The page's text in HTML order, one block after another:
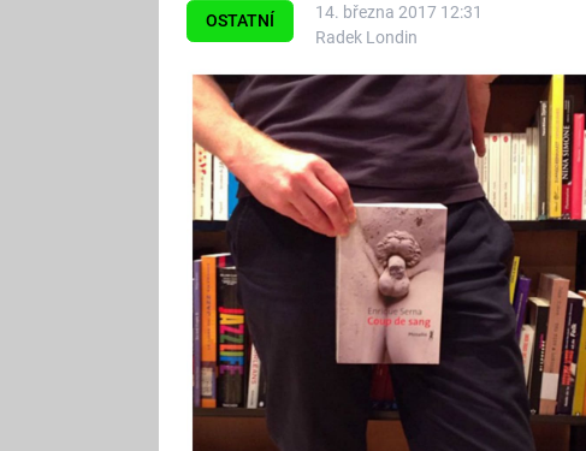
OSTATNÍ
14. března 2017 12:31
Radek Londin